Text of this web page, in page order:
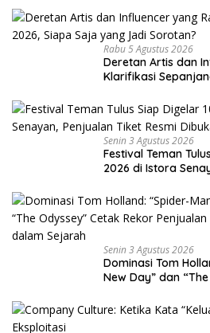
Rabu 5 Agustus 2026
Deretan Artis dan
Klarifikasi
Senin 3 Agustus 2026
Festival Teman
2026 di Istora
Senin 3 Agustus 2026
Dominasi Tom
New Day” dan
Sejarah